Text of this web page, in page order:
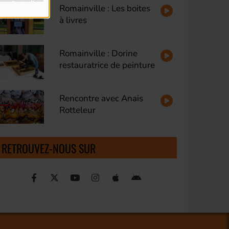
Romainville : Les boites
à livres
Romainville : Dorine
restauratrice de peinture
Rencontre avec Anais
Rotteleur
RETROUVEZ-NOUS SUR